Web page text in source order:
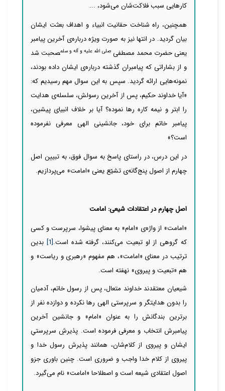
کارهایی سبب فلاکت‌‌‌‌‌‌شان می‌شود، ...
همچنین، راه شناخت حقانیت انبیاء و اهداف بعثت ایشان
بیان گردید. در انتها نیز به صورت ویژه درباره‌ی آخرین پیامبر
یعنی حضرت محمد مصطفیصلی الله علیه و آله و سلمصحبت شد
و از بشاراتی که پیامبران گذشته درباره‌ی ایشان داده بودند،
نمونه‌هایی ارائه گردید. سپس به این سوال مهم رسیدیم که:
«آیا خداوند حکیم، پس از آخرین رسولش، سلسله‌ی هدایت
را ابتر و نیمه کاره رها نموده؟ آیا بر خلاف انبیای پیشین،
پیامبر خاتم برای خود، جانشینی الهی معرفی نفرموده
است؟»
در این درس، در راستای پاسخ به سوال فوق، به تبیین اصل
چهارم از اصول پنج‌گانه‌ی تشیّع یعنی «امامت» می‌پردازیم.
اصل چهارم در اعتقادات شیعی: امامت
«امامت» از واژه‌ی «امام» به معنای پیشوا، سرپرست و کسی
که گروهی از او تبعیت می‌کنند، گرفته شده است.[1]
بدین
ترتیب در معنای «امامت»، هم مفهوم «رهبری و ریاست» و
هم «تبعیت و پیروی» نهفته است.
شیعیان معتقدند خداوند متعال، پس از رسول خاتم، آدمیان
را بدون هدایتگر و سرپرستی الهی رها نکرده و دوازده نفر از
برترین بندگانش را به عنوان «امام» و جانشین آخرین
پیامبرش انتخاب و معرفی فرموده است. پذیرشِ سرپرستیِ
ایشان و پیروی از کلام‌شان، همانند پذیرش رسول خدا و
پیروی از کلام خدا واجب و ضروری است. چنین باوری جزو
اصول اعتقادی شیعه است و اصطلاحا «امامت» نام می‌گیرد.